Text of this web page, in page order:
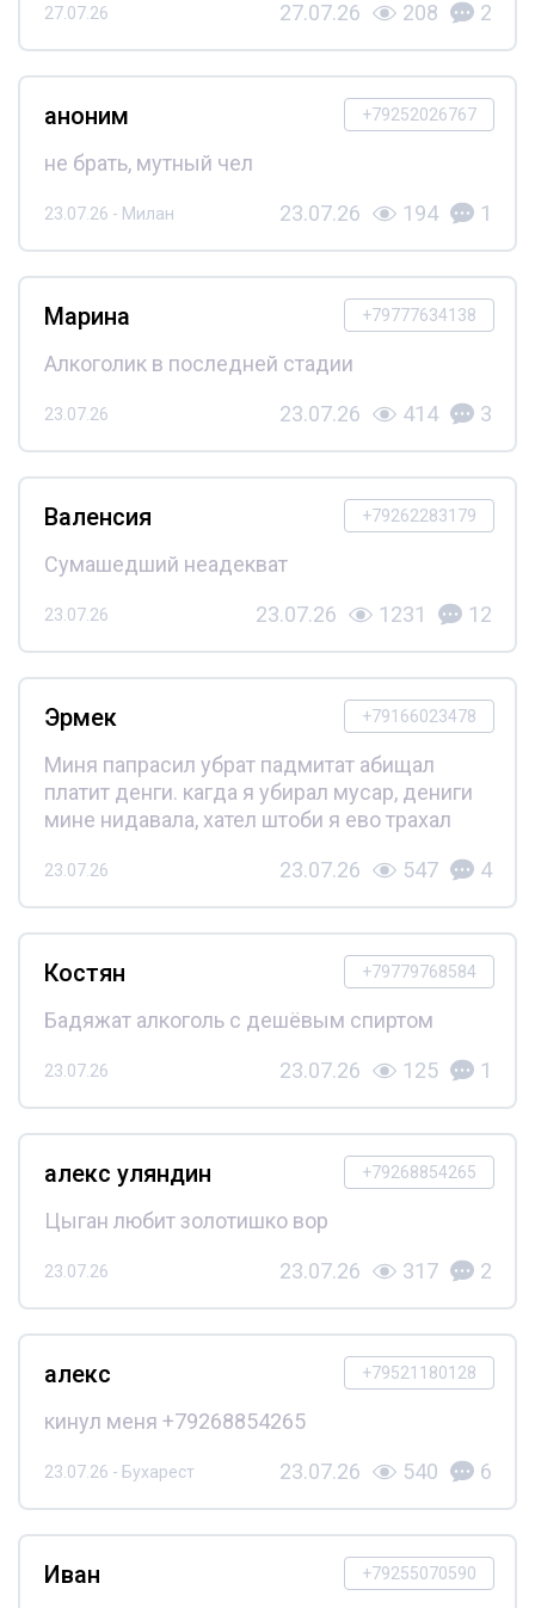
27.07.26 27.07.26 208 2
+79252026767
аноним
не брать, мутный чел
23.07.26 - Милан 23.07.26 194 1
+79777634138
Марина
Алкоголик в последней стадии
23.07.26 23.07.26 414 3
+79262283179
Валенсия
Сумашедший неадекват
23.07.26 23.07.26 1231 12
+79166023478
Эрмек
Миня папрасил убрат падмитат абищал
платит денги. кагда я убирал мусар, дениги
мине нидавала, хател штоби я ево трахал
23.07.26 23.07.26 547 4
+79779768584
Костян
Бадяжат алкоголь с дешёвым спиртом
23.07.26 23.07.26 125 1
+79268854265
алекс уляндин
Цыган любит золотишко вор
23.07.26 23.07.26 317 2
+79521180128
алекс
кинул меня +79268854265
23.07.26 - Бухарест 23.07.26 540 6
+79255070590
Иван